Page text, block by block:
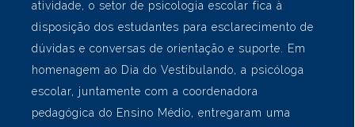
Saúde, com acadêmicos dos cursos de Medicina,
Psicologia e Nutrição; Mesa das Ciências Exatas,
com os cursos de Ciências da Computação,
Engenharia de Software e Engenharia de Produção;
Mesa das Humanidades, com acadêmicos dos
cursos de Direito, Psicologia e Economia e Mesa de